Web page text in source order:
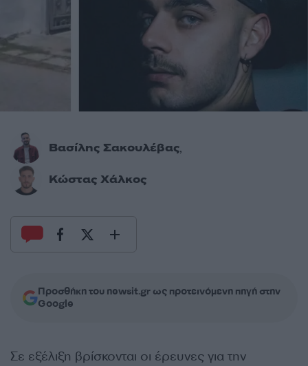
Βασίλης Σακουλέβας,
Κώστας Χάλκος
Προσθήκη του newsit.gr ως προτεινόμενη πηγή στην
Google
Σε εξέλιξη βρίσκονται οι έρευνες για την